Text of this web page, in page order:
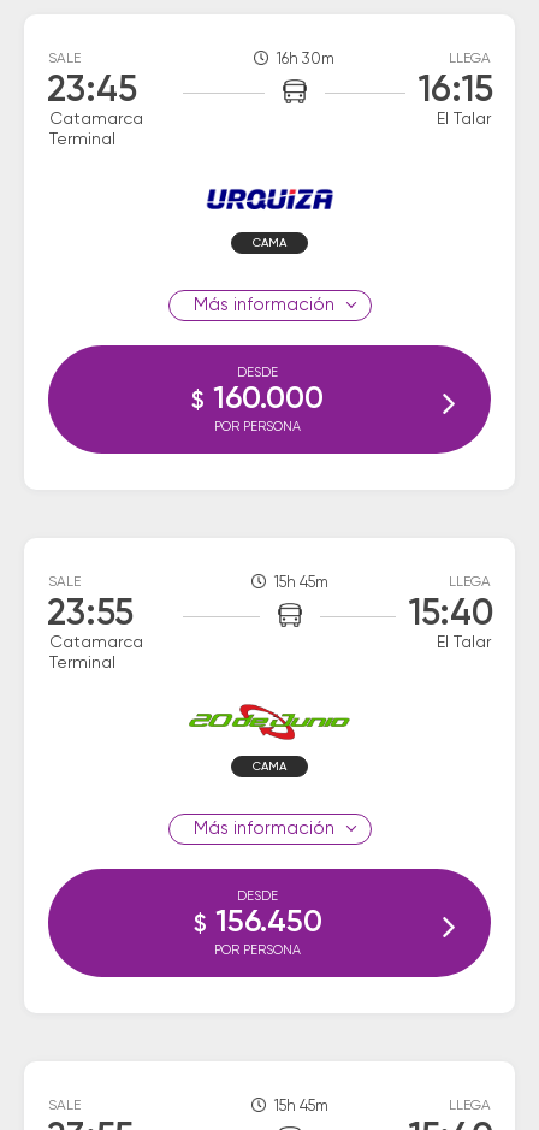
SALE
23:45
Catamarca
Terminal
16h 30m LLEGA
16:15
El Talar
CAMA
información
DESDE
$ 160.000
POR PERSONA
SALE
23:55
Catamarca
Terminal
15h 45m LLEGA
15:40
El Talar
CAMA
información
DESDE
$ 156.450
POR PERSONA
SALE 15h 45m LLEGA